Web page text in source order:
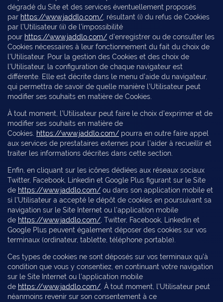
dégradé du Site et des services éventuellement proposés
par https://www.jaddlo.com/, résultant (i) du refus de Cookies
par l’Utilisateur (ii) de l’impossibilité
pour https://www.jaddlo.com/ d’enregistrer ou de consulter les
Cookies nécessaires à leur fonctionnement du fait du choix de
l’Utilisateur. Pour la gestion des Cookies et des choix de
l’Utilisateur, la configuration de chaque navigateur est
différente. Elle est décrite dans le menu d’aide du navigateur,
qui permettra de savoir de quelle manière l’Utilisateur peut
modifier ses souhaits en matière de Cookies.
À tout moment, l’Utilisateur peut faire le choix d’exprimer et de
modifier ses souhaits en matière de
Cookies. https://www.jaddlo.com/ pourra en outre faire appel
aux services de prestataires externes pour l’aider à recueillir et
traiter les informations décrites dans cette section.
Enfin, en cliquant sur les icônes dédiées aux réseaux sociaux
Twitter, Facebook, Linkedin et Google Plus figurant sur le Site
de https://www.jaddlo.com/ ou dans son application mobile et
si l’Utilisateur a accepté le dépôt de cookies en poursuivant sa
navigation sur le Site Internet ou l’application mobile
de https://www.jaddlo.com/, Twitter, Facebook, Linkedin et
Google Plus peuvent également déposer des cookies sur vos
terminaux (ordinateur, tablette, téléphone portable).
Ces types de cookies ne sont déposés sur vos terminaux qu’à
condition que vous y consentiez, en continuant votre navigation
sur le Site Internet ou l’application mobile
de https://www.jaddlo.com/. À tout moment, l’Utilisateur peut
néanmoins revenir sur son consentement à ce